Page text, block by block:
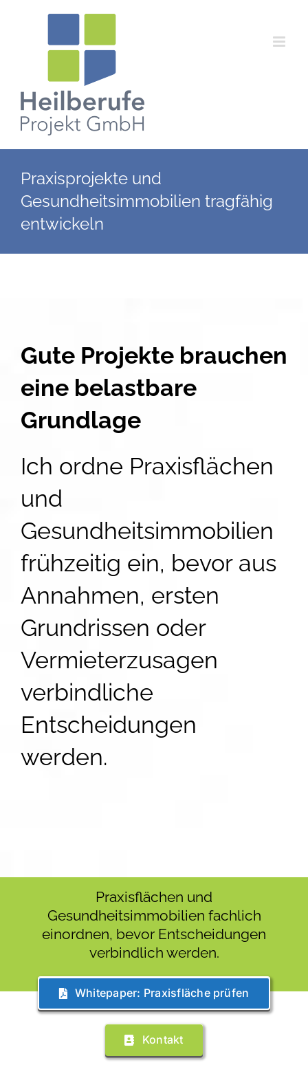
Praxisprojekte und
Gesundheitsimmobilien tragfähig
entwickeln
Gute Projekte brauchen
eine belastbare
Grundlage
Ich ordne Praxisflächen
und
Gesundheitsimmobilien
frühzeitig ein, bevor aus
Annahmen, ersten
Grundrissen oder
Vermieterzusagen
verbindliche
Entscheidungen
werden.
Praxisflächen und
Gesundheitsimmobilien fachlich
einordnen, bevor Entscheidungen
verbindlich werden.
Whitepaper: Praxisfläche prüfen
Kontakt